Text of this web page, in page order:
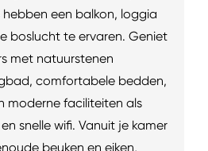
een balkon, loggia
boslucht te ervaren. Geniet
met natuurstenen
comfortabele bedden,
moderne faciliteiten als
snelle wifi. Vanuit je kamer
beuken en eiken,